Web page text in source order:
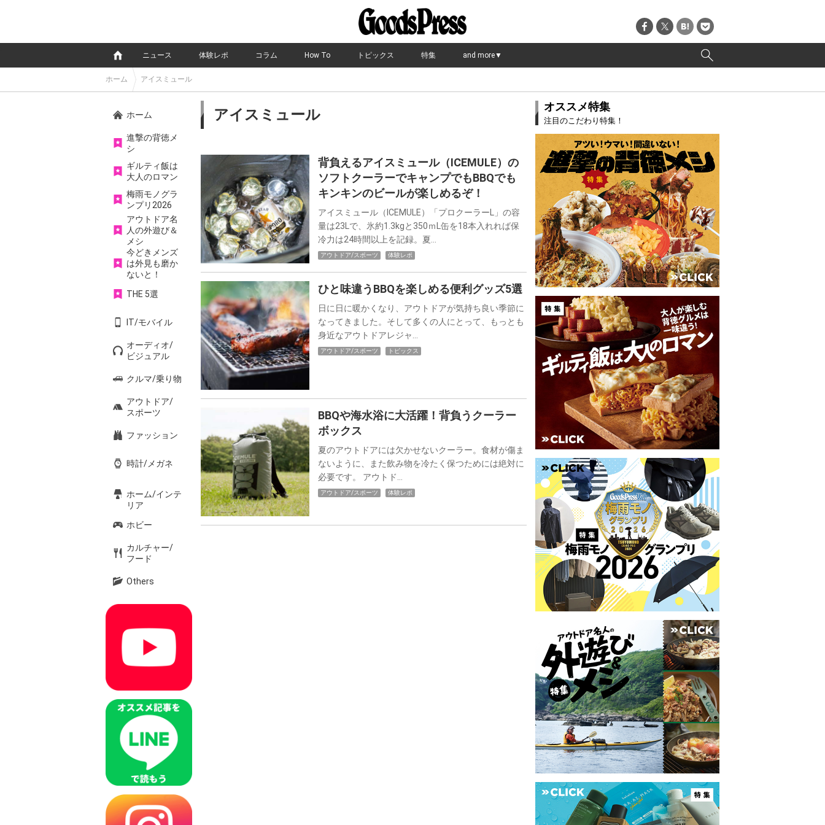
ニュース 体験レポ コラム How To トピックス 特集 and more▼
ホーム アイスミュール
ホーム
進撃の背徳メ
シ
ギルティ飯は
大人のロマン
梅雨モノグラ
ンプリ2026
アウトドア名
人の外遊び＆
メシ
今どきメンズ
は外見も磨か
ないと！
THE 5選
IT/モバイル
オーディオ/
ビジュアル
クルマ/乗り物
アウトドア/
スポーツ
ファッション
時計/メガネ
ホーム/インテ
リア
ホビー
カルチャー/
フード
Others
アイスミュール
背負えるアイスミュール（ICEMULE）の
ソフトクーラーでキャンプでもBBQでも
キンキンのビールが楽しめるぞ！
アイスミュール（ICEMULE）「プロクーラーL」の容
量は23Lで、氷約1.3kgと350ｍL缶を18本入れれば保
冷力は24時間以上を記録。夏…
アウトドア/スポーツ 体験レポ
ひと味違うBBQを楽しめる便利グッズ5選
日に日に暖かくなり、アウトドアが気持ち良い季節に
なってきました。そして多くの人にとって、もっとも
身近なアウトドアレジャ…
アウトドア/スポーツ トピックス
BBQや海水浴に大活躍！背負うクーラー
ボックス
夏のアウトドアには欠かせないクーラー。食材が傷ま
ないように、また飲み物を冷たく保つためには絶対に
必要です。 アウトド…
アウトドア/スポーツ 体験レポ
オススメ特集
注目のこだわり特集！